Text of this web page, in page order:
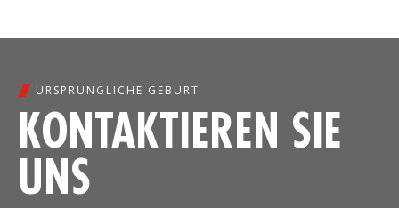
URSPRÜNGLICHE GEBURT
KONTAKTIEREN SIE
UNS